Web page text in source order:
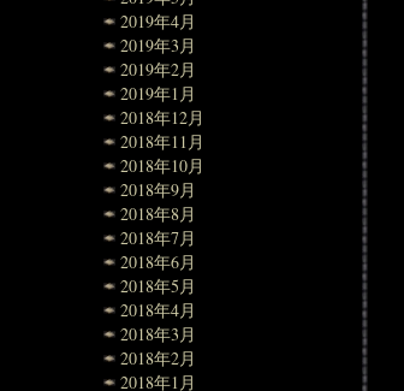
2019年4月
2019年3月
2019年2月
2019年1月
2018年12月
2018年11月
2018年10月
2018年9月
2018年8月
2018年7月
2018年6月
2018年5月
2018年4月
2018年3月
2018年2月
2018年1月